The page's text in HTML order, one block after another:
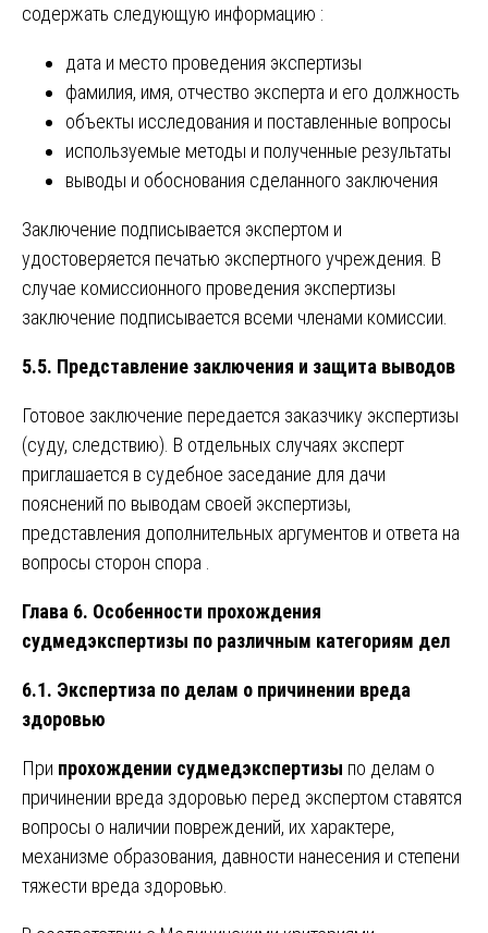
содержать следующую информацию :
дата и место проведения экспертизы
фамилия, имя, отчество эксперта и его должность
объекты исследования и поставленные вопросы
используемые методы и полученные результаты
выводы и обоснования сделанного заключения
Заключение подписывается экспертом и
удостоверяется печатью экспертного учреждения. В
случае комиссионного проведения экспертизы
заключение подписывается всеми членами комиссии.
5.5. Представление заключения и защита выводов
Готовое заключение передается заказчику экспертизы
(суду, следствию). В отдельных случаях эксперт
приглашается в судебное заседание для дачи
пояснений по выводам своей экспертизы,
представления дополнительных аргументов и ответа на
вопросы сторон спора .
Глава 6. Особенности прохождения
судмедэкспертизы по различным категориям дел
6.1. Экспертиза по делам о причинении вреда
здоровью
При прохождении судмедэкспертизы по делам о
причинении вреда здоровью перед экспертом ставятся
вопросы о наличии повреждений, их характере,
механизме образования, давности нанесения и степени
тяжести вреда здоровью.